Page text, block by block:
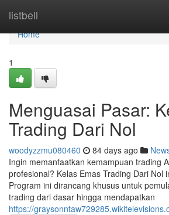
listbell
Home
Home
1
Menguasai Pasar:
Trading Dari Nol
woodyzzmu080460 84 days ago
Ingin memanfaatkan kemampuan trading
profesional? Kelas Emas Trading Dari Nol
Program ini dirancang khusus untuk
trading dari dasar hingga mendapatkan
https://